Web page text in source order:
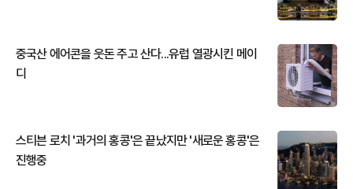
중국산 에어콘을 웃돈 주고 산다...유럽 열광시킨 메이
디
스티븐 로치 '과거의 홍콩'은 끝났지만 '새로운 홍콩'은
진행중